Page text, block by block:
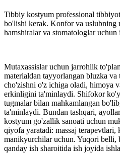
Tibbiy kostyum professional
bo'lishi kerak. Konfor va
hamshiralar va stomatologlar
Mutaxassislar uchun jarrohlik
materialdan tayyorlangan bluzka
cho'zishni o'z ichiga oladi, himoya
erkinligini ta'minlaydi. Shifokor
tugmalar bilan mahkamlangan
ta'minlaydi. Bundan tashqari,
kostyum go'zallik sanoati uchun
qiyofa yaratadi: massaj terapevtlari,
manikyurchilar uchun. Yuqori belli,
qanday ish sharoitida ish joyida